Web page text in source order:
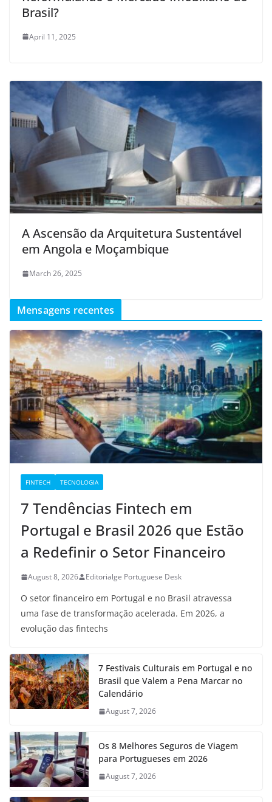
Brasil?
April 11, 2025
A Ascensão da Arquitetura Sustentável
em Angola e Moçambique
March 26, 2025
Mensagens recentes
FINTECH TECNOLOGIA
7 Tendências Fintech em
Portugal e Brasil 2026 que Estão
a Redefinir o Setor Financeiro
August 8, 2026 Editorialge Portuguese Desk
O setor financeiro em Portugal e no Brasil atravessa
uma fase de transformação acelerada. Em 2026, a
evolução das fintechs
7 Festivais Culturais em Portugal e no
Brasil que Valem a Pena Marcar no
Calendário
August 7, 2026
Os 8 Melhores Seguros de Viagem
para Portugueses em 2026
August 7, 2026